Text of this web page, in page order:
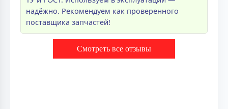
надёжно. Рекомендуем как проверенного
поставщика запчастей!
Смотреть все отзывы